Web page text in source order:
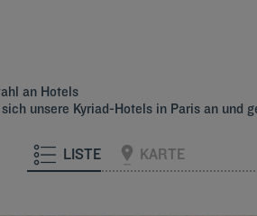
an Hotels
unsere Kyriad-Hotels in Paris an und
LISTE KARTE